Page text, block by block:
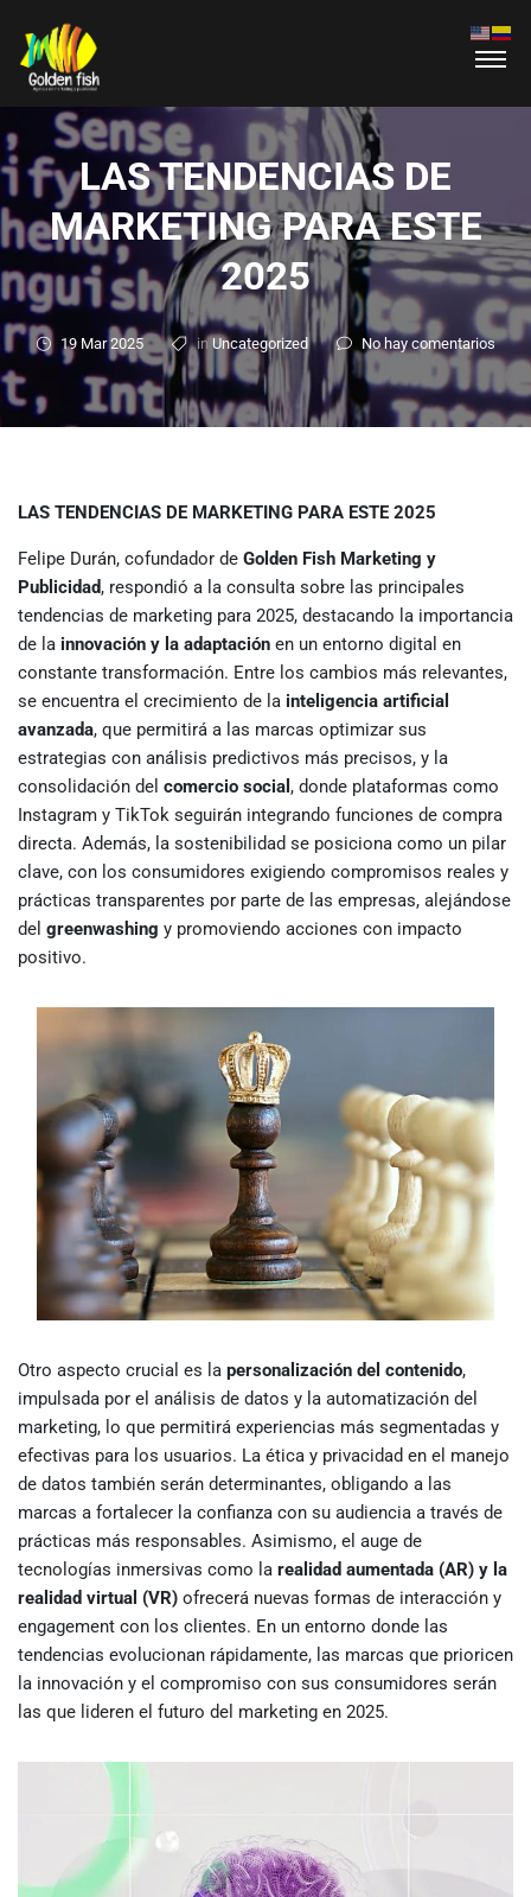
LAS TENDENCIAS DE
MARKETING PARA ESTE
2025
19 Mar 2025 in Uncategorized No hay comentarios
LAS TENDENCIAS DE MARKETING PARA ESTE 2025
Felipe Durán, cofundador de Golden Fish Marketing y
Publicidad, respondió a la consulta sobre las principales
tendencias de marketing para 2025, destacando la importancia
de la innovación y la adaptación en un entorno digital en
constante transformación. Entre los cambios más relevantes,
se encuentra el crecimiento de la inteligencia artificial
avanzada, que permitirá a las marcas optimizar sus
estrategias con análisis predictivos más precisos, y la
consolidación del comercio social , donde plataformas como
Instagram y TikTok seguirán integrando funciones de compra
directa. Además, la sostenibilidad se posiciona como un pilar
clave, con los consumidores exigiendo compromisos reales y
prácticas transparentes por parte de las empresas, alejándose
del greenwashing y promoviendo acciones con impacto
positivo.
Otro aspecto crucial es la personalización del contenido,
impulsada por el análisis de datos y la automatización del
marketing, lo que permitirá experiencias más segmentadas y
efectivas para los usuarios. La ética y privacidad en el manejo
de datos también serán determinantes, obligando a las
marcas a fortalecer la confianza con su audiencia a través de
prácticas más responsables. Asimismo, el auge de
tecnologías inmersivas como la realidad aumentada (AR) y la
realidad virtual (VR) ofrecerá nuevas formas de interacción y
engagement con los clientes. En un entorno donde las
tendencias evolucionan rápidamente, las marcas que prioricen
la innovación y el compromiso con sus consumidores serán
las que lideren el futuro del marketing en 2025.